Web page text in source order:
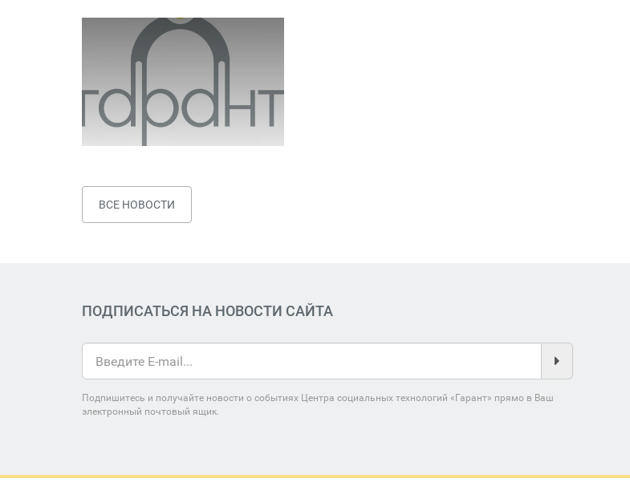
ВСЕ НОВОСТИ
ПОДПИСАТЬСЯ НА НОВОСТИ САЙТА
Подпишитесь и получайте новости о событиях Центра социальных технологий «Гарант» прямо в Ваш
электронный почтовый ящик.